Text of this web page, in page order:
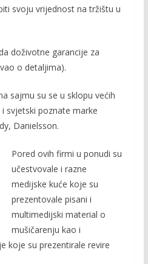
svoju vrijednost na tržištu u
doživotne garancije za
o detaljima).
sajmu su se u sklopu većih
svjetski poznate marke
Danielsson.
Pored ovih firmi u ponudi su
učestvovale i razne
medijske kuće koje su
prezentovale pisani i
multimedijski material o
mušičarenju kao i
koje su prezentirale revire